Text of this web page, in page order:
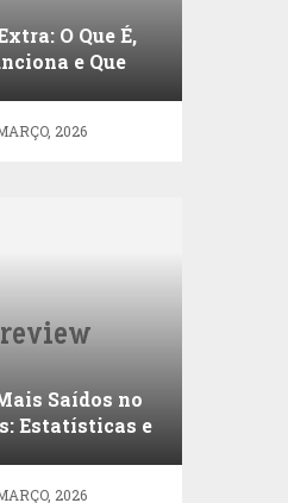
O Que É,
e Que
2026
Saídos no
Estatísticas e
2026